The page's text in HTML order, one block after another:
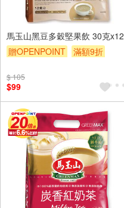
馬玉山黑豆多穀堅果飲 30克x12
贈OPENPOINT
滿額9折
$ 105
$99